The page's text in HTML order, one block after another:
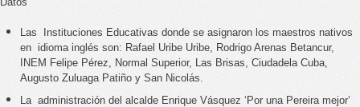
Las
Instituciones Educativas donde se asignaron los maestros nativos
en
Augusto Zuluaga Patiño y San Nicolás.
La  administración del alcalde Enrique Vásquez ‘Por una Pereira mejor’